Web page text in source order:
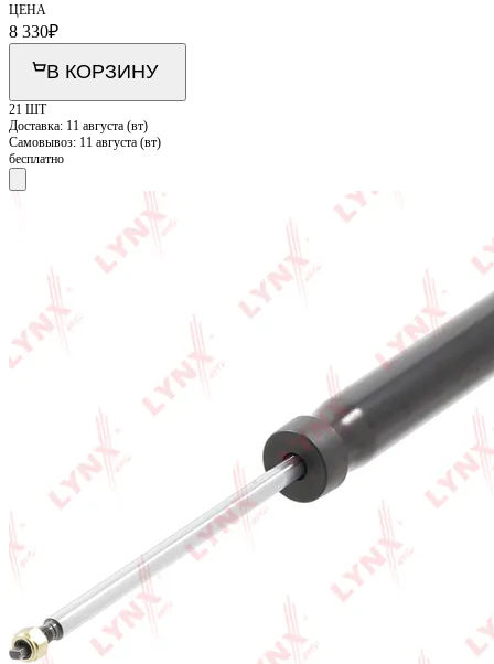
ЦЕНА
8 330₽
В КОРЗИНУ
21 ШТ
Доставка: 11 августа (вт)
Самовывоз: 11 августа (вт)
бесплатно